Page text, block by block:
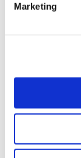
Marketing